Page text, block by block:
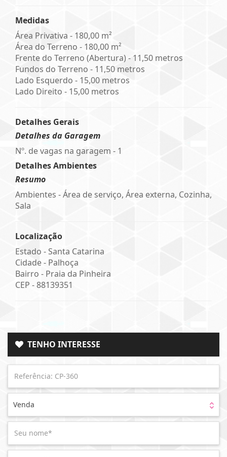
Medidas
Área Privativa - 180,00 m²
Área do Terreno - 180,00 m²
Frente do Terreno (Abertura) - 11,50 metros
Fundos do Terreno - 11,50 metros
Lado Esquerdo - 15,00 metros
Lado Direito - 15,00 metros
Detalhes Gerais
Detalhes da Garagem
Nº. de vagas na garagem - 1
Detalhes Ambientes
Resumo
Ambientes - Área de serviço, Área externa, Cozinha,
Sala
Localização
Estado -Santa Catarina
Cidade - Palhoça
Bairro - Praia da Pinheira
CEP -88139351
TENHO INTERESSE
Venda